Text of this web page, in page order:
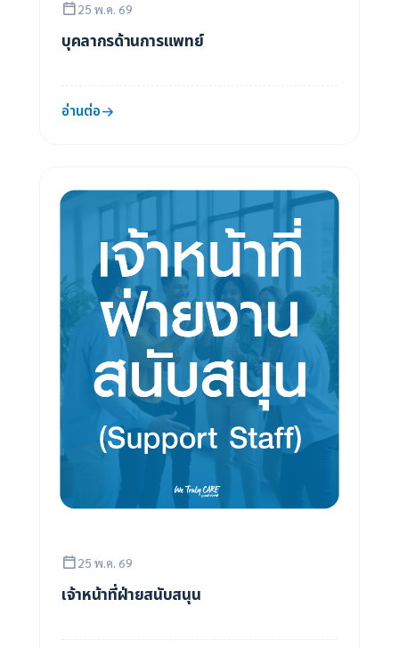
25 พ.ค. 69
บุคลากรด้านการแพทย์
อ่านต่อ
25 พ.ค. 69
เจ้าหน้าที่ฝ่ายสนับสนุน